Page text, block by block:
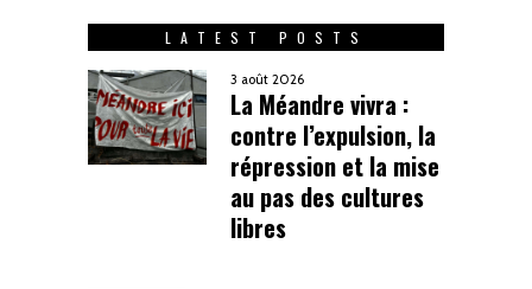
LATEST POSTS
3 août 2026
La Méandre vivra :
contre l’expulsion, la
répression et la mise
au pas des cultures
libres